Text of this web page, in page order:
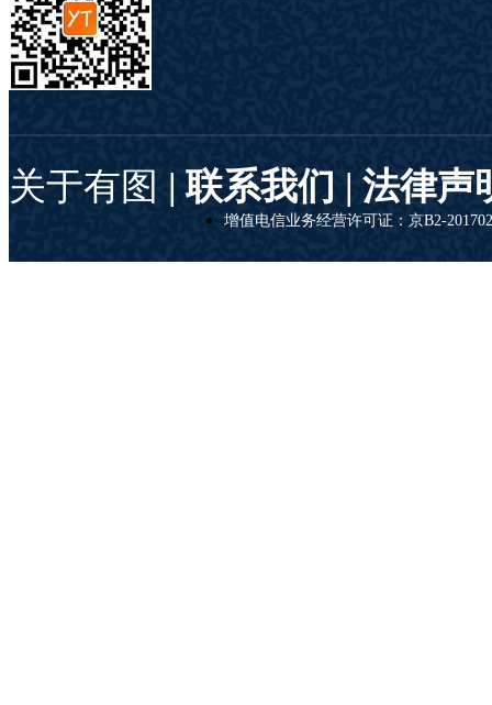
关于有图 | 联系我们 | 法律声
增值电信业务经营许可证：京B2-